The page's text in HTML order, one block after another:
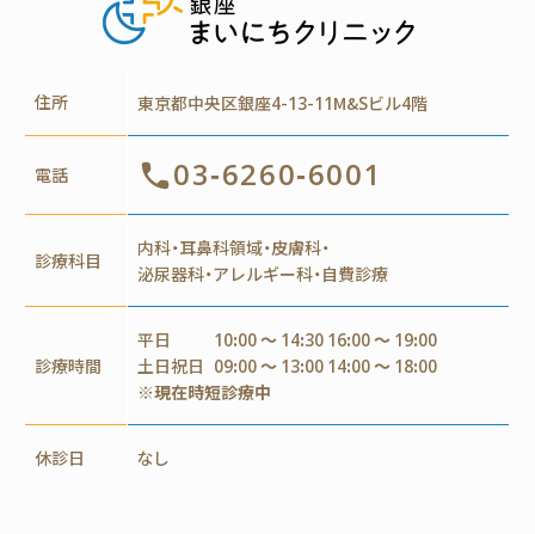
住所 東京都中央区銀座4-13-11M&Sビル4階
電話 03-6260-6001
診療科目
内科・耳鼻科領域・皮膚科・
泌尿器科・アレルギー科・自費診療
診療時間
平日
10:00 ～ 14:30 16:00 ～ 19:00
土日祝日 09:00 ～ 13:00 14:00 ～ 18:00
※現在時短診療中
休診日 なし